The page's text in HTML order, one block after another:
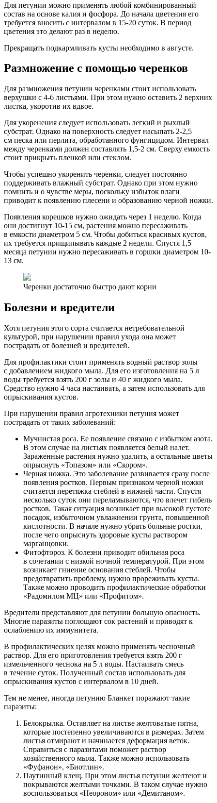
Для петунии можно применять любой комбинированный
состав на основе калия и фосфора. До начала цветения его
требуется вносить с интервалом в 15-20 суток. В период
цветения это делают раз в неделю.
Прекращать подкармливать кусты необходимо в августе.
Размножение с помощью черенков
Для размножения петунии черенками стоит использовать
верхушки с 4-6 листьями. При этом нужно оставить 2 верхних
листка, укоротив их вдвое.
Для укоренения следует использовать легкий и рыхлый
субстрат. Однако на поверхность следует насыпать 2-2,5
см песка или перлита, обработанного фунгицидом. Интервал
между черенками должен составлять 1,5-2 см. Сверху емкость
стоит прикрыть пленкой или стеклом.
Чтобы успешно укоренить черенки, следует постоянно
поддерживать влажный субстрат. Однако при этом нужно
помнить и о чувстве меры, поскольку избыток влаги
приводит к появлению плесени и образованию черной ножки.
Появления корешков нужно ожидать через 1 неделю. Когда
они достигнут 10-15 см, растения можно пересаживать
в емкости диаметром 5 см. Чтобы добиться красивых кустов,
их требуется прищипывать каждые 2 недели. Спустя 1,5
месяца петунии нужно пересаживать в горшки диаметром 10-
13 см.
Черенки достаточно быстро дают корни
Болезни и вредители
Хотя петуния этого сорта считается нетребовательной
культурой, при нарушении правил ухода она может
пострадать от болезней и вредителей.
Для профилактики стоит применять водный раствор золы
с добавлением жидкого мыла. Для его изготовления на 5 л
воды требуется взять 200 г золы и 40 г жидкого мыла.
Средство нужно 4 часа настаивать, а затем использовать для
опрыскивания кустов.
При нарушении правил агротехники петуния может
пострадать от таких заболеваний:
Мучнистая роса. Ее появление связано с избытком азота.
В этом случае на листьях появляется белый налет.
Зараженные растения нужно удалить, а остальные цветы
опрыснуть «Топазом» или «Скором».
Черная ножка. Это заболевание развивается сразу после
появления ростков. Первым признаком черной ножки
считается перетяжка стеблей в нижней части. Спустя
несколько суток они переламываются, что влечет гибель
ростков. Такая ситуация возникает при высокой густоте
посадок, избыточном увлажнении грунта, повышенной
кислотности. В начале нужно убрать больные ростки,
после чего опрыснуть здоровые кусты раствором
марганцовки.
Фитофтороз. К болезни приводит обильная роса
в сочетании с низкой ночной температурой. При этом
возникает гниение основания стеблей. Чтобы
предотвратить проблему, нужно прореживать кусты.
Также можно проводить профилактические обработки
«Радомилом МЦ» или «Профитом».
Вредители представляют для петунии большую опасность.
Многие паразиты поглощают сок растений и приводят к
ослаблению их иммунитета.
В профилактических целях можно применять чесночный
раствор. Для его приготовления требуется взять 200 г
измельченного чеснока на 5 л воды. Настаивать смесь
в течение суток. Полученный состав использовать для
опрыскивания кустов с интервалом в 10 дней.
Тем не менее, иногда петунию Бланкет поражают такие
паразиты:
Белокрылка. Оставляет на листве желтоватые пятна,
которые постепенно увеличиваются в размерах. Затем
листья отмирают и начинается деформация веток.
Справиться с паразитами поможет раствор
хозяйственного мыла. Также можно использовать
«Фуфанон», «Биотлин».
Паутинный клещ. При этом листья петунии желтеют и
покрываются желтыми точками. В таком случае нужно
воспользоваться «Неороном» или «Демитаном».